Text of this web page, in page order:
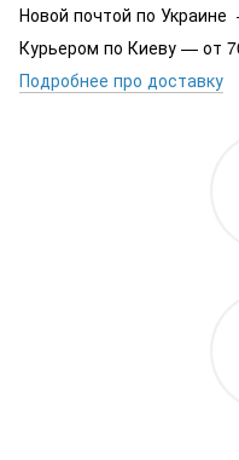
Новой почтой по
Курьером по Киеву — от
Подробнее про доставку